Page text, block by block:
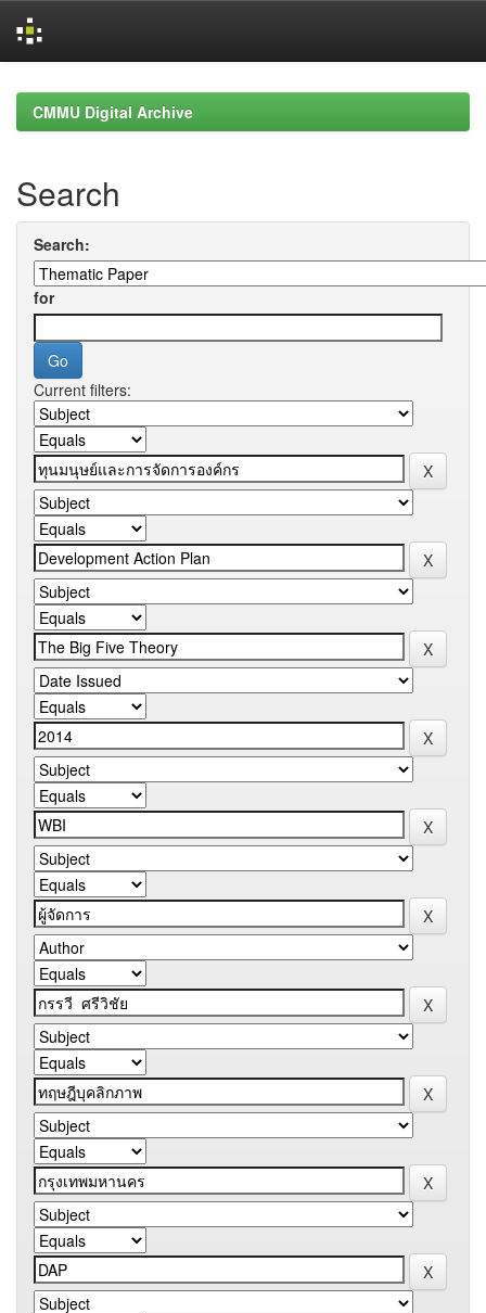
navigationCMMU Digital Archive
Search
Search:
for
Current filters: